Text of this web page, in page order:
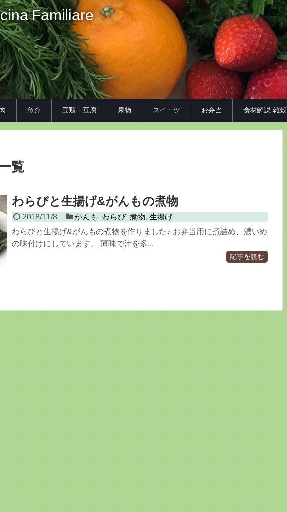
Familiare
肉 魚介 豆類・豆腐 果物 スイーツ お弁当 食材解説 雑穀
覧
わらびと生揚げ&がんもの煮物
2018/11/8 がんも,わらび,煮物,生揚げ
わらびと生揚げ&がんもの煮物を作りました♪ お弁当用に煮詰め、濃いめ
の味付けにしています。 薄味で汁を多...
記事を読む